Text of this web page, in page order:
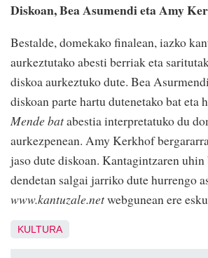
Diskoan, Bea Asumendi eta Amy
Bestalde, domekako finalean, iazko
aurkeztutako abesti berriak eta
diskoa aurkeztuko dute. Bea
diskoan parte hartu dutenetako bat eta
Mende batabestia interpretatuko du
aurkezpenean. Amy Kerkhof
jaso dute diskoan. Kantagintzaren
dendetan salgai jarriko dute hurrengo
www.kantuzale.netwebgunean ere
KULTURA